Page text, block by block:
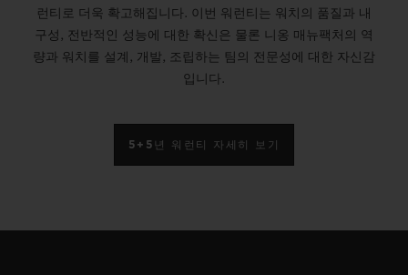
런티로 더욱 확고해집니다. 이번 워런티는 워치의 품질과 내
구성, 전반적인 성능에 대한 확신은 물론 니옹 매뉴팩처의 역
량과 워치를 설계, 개발, 조립하는 팀의 전문성에 대한 자신감
입니다.
5+5년 워런티 자세히 보기